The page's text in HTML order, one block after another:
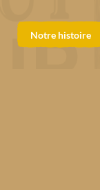
Notre histoire